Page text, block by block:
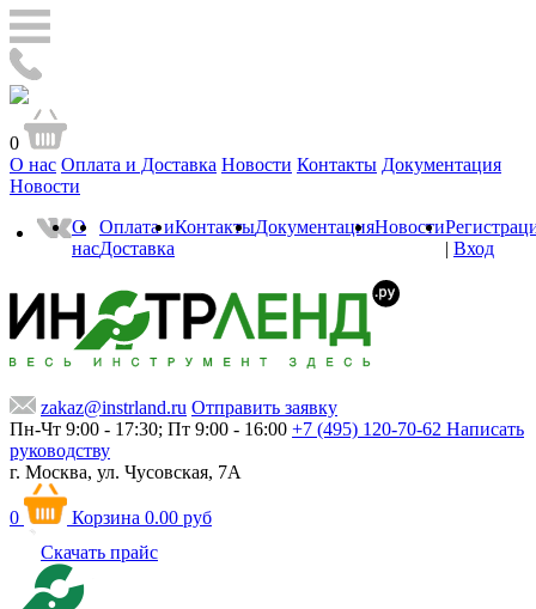
0
О нас Оплата и Доставка Новости Контакты Документация
Новости
О
нас
Оплата и
Доставка
КонтактыДокументацияНовости
| Вход
zakaz@instrland.ru Отправить заявку
Пн-Чт 9:00 - 17:30; Пт 9:00 - 16:00 +7 (495) 120-70-62 Написать
руководству
г. Москва, ул. Чусовская, 7А
0 Корзина 0.00 руб
Скачать прайс